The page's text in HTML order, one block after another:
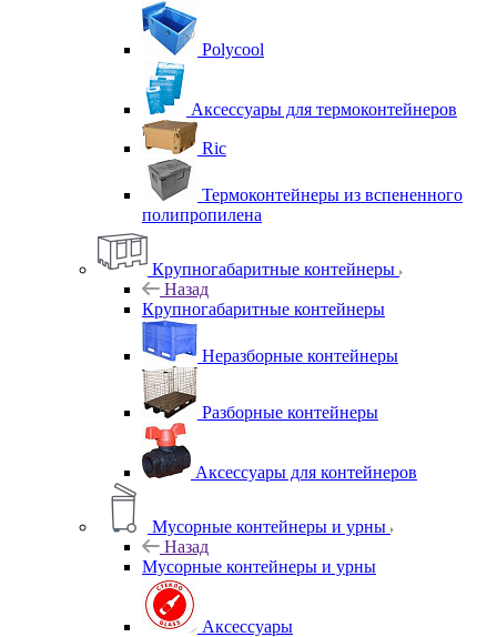
Polycool
Аксессуары для термоконтейнеров
Ric
Термоконтейнеры из вспененного
полипропилена
Крупногабаритные контейнеры
Назад
Крупногабаритные контейнеры
Неразборные контейнеры
Разборные контейнеры
Аксессуары для контейнеров
Мусорные контейнеры и урны
Назад
Мусорные контейнеры и урны
Аксессуары